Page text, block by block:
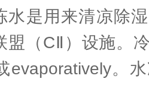
用来清凉除湿
盟（CⅡ）设施。
evaporatively。